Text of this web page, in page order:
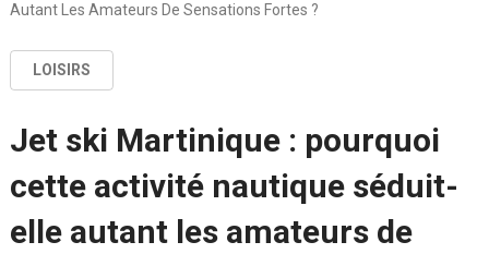
Autant Les Amateurs De Sensations Fortes ?
LOISIRS
Jet ski Martinique : pourquoi
cette activité nautique séduit-
elle autant les amateurs de